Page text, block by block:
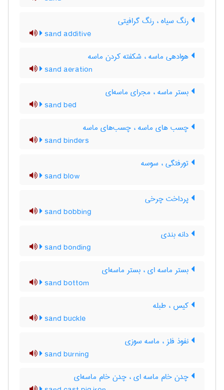
رنگ سیاه ، رنگ گرافیتی
sand additive
هوادهی ماسه ، شکفته کردن ماسه
sand aeration
بستر ماسه ، مجرای ماسه‌ای
sand bed
چسب های ماسه ، چسب‌های ماسه
sand binders
تورفتگی ، سوسه
sand blow
پرداخت چرخی
sand bobbing
دانه بندی
sand bonding
بستر ماسه ای ، بستر ماسه‌ای
sand bottom
کیس ، طبله
sand buckle
نفوذ فلز ، ماسه سوزی
sand burning
چدن خام ماسه ای ، چدن خام ماسه‌ای